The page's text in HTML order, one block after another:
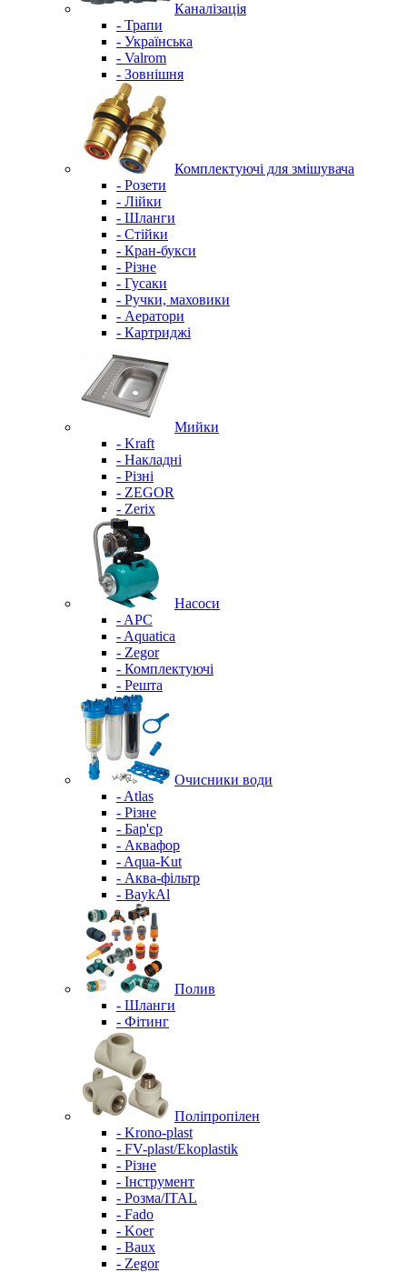
Каналізація
- Трапи
- Українська
- Valrom
- Зовнішня
Комплектуючі для змішувача
- Розети
- Лійки
- Шланги
- Стійки
- Кран-букси
- Різне
- Гусаки
- Ручки, маховики
- Аератори
- Картриджі
Мийки
- Kraft
- Накладні
- Різні
- ZEGOR
- Zerix
Насоси
- APC
- Aquatica
- Zegor
- Комплектуючі
- Решта
Очисники води
- Atlas
- Різне
- Бар'єр
- Аквафор
- Aqua-Kut
- Аква-фільтр
- BaykAl
Полив
- Шланги
- Фітинг
Поліпропілен
- Krono-plast
- FV-plast/Ekoplastik
- Різне
- Інструмент
- Розма/ITAL
- Fado
- Koer
- Baux
- Zegor